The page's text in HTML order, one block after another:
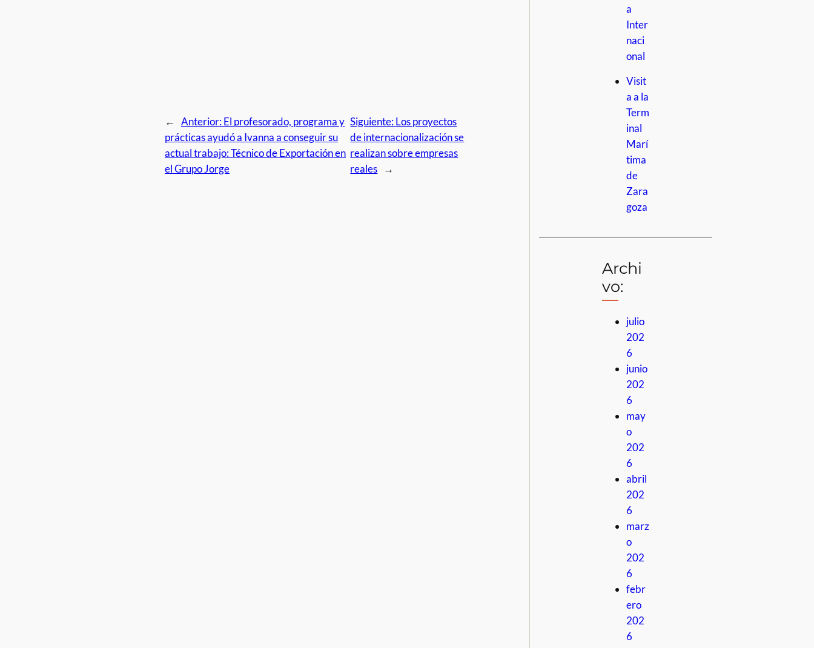
← Anterior:El profesorado, programa y
prácticas ayudó a Ivanna a conseguir su
actual trabajo: Técnico de Exportación en
el Grupo Jorge
Siguiente:Los proyectos
de internacionalización se
realizan sobre empresas
reales
→
a
Inter
naci
onal
Visit
a a la
Term
inal
Marí
tima
de
Zara
goza
Archi
vo:
julio
202
6
junio
202
6
may
o
202
6
abril
202
6
marz
o
202
6
febr
ero
202
6